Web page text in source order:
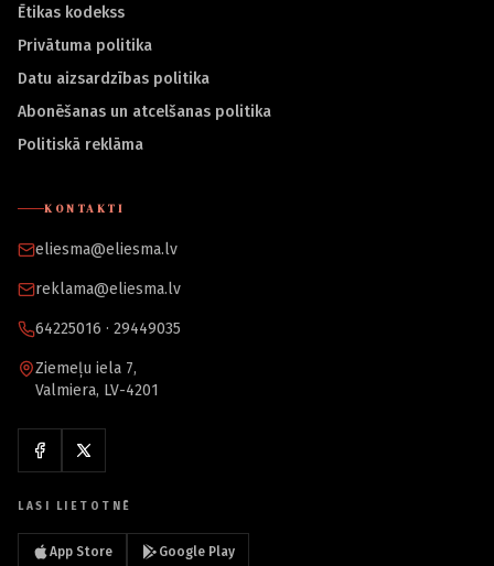
Ētikas kodekss
Privātuma politika
Datu aizsardzības politika
Abonēšanas un atcelšanas politika
Politiskā reklāma
KONTAKTI
eliesma@eliesma.lv
reklama@eliesma.lv
64225016 · 29449035
Ziemeļu iela 7,
Valmiera, LV-4201
LASI LIETOTNĒ
App Store Google Play